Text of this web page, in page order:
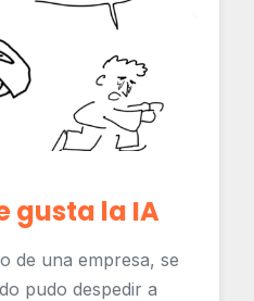
gusta la IA
de una empresa, se
pudo despedir a